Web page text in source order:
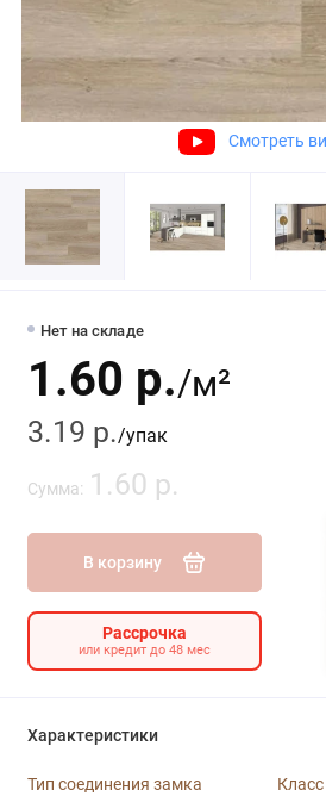
Смотреть
Нет на складе
1.60 р./м²
3.19 р./упак
Сумма: 1.60 р.
В корзину
Рассрочка
или кредит до 48 мес
Характеристики
Тип соединения замка